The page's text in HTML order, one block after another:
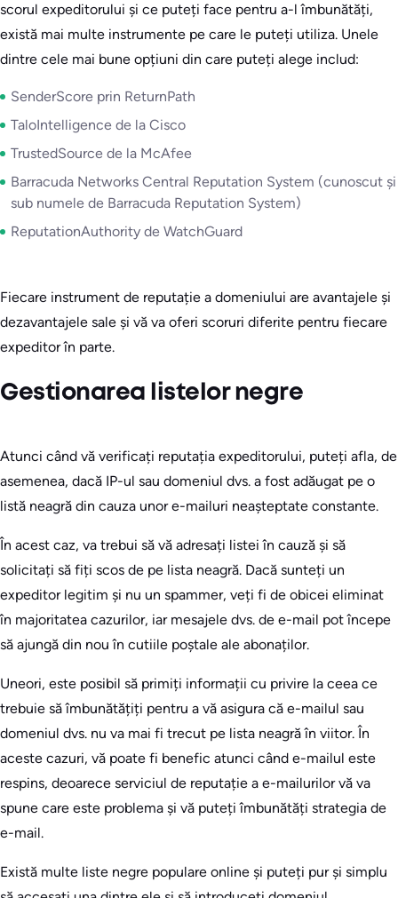
scorul expeditorului și ce puteți face pentru a-l îmbunătăți,
există mai multe instrumente pe care le puteți utiliza. Unele
dintre cele mai bune opțiuni din care puteți alege includ:
SenderScore prin ReturnPath
TaloIntelligence de la Cisco
TrustedSource de la McAfee
Barracuda Networks Central Reputation System (cunoscut și
sub numele de Barracuda Reputation System)
ReputationAuthority de WatchGuard
Fiecare instrument de reputație a domeniului are avantajele și
dezavantajele sale și vă va oferi scoruri diferite pentru fiecare
expeditor în parte.
Gestionarea listelor negre
Atunci când vă verificați reputația expeditorului, puteți afla, de
asemenea, dacă IP-ul sau domeniul dvs. a fost adăugat pe o
listă neagră din cauza unor e-mailuri neașteptate constante.
În acest caz, va trebui să vă adresați listei în cauză și să
solicitați să fiți scos de pe lista neagră. Dacă sunteți un
expeditor legitim și nu un spammer, veți fi de obicei eliminat
în majoritatea cazurilor, iar mesajele dvs. de e-mail pot începe
să ajungă din nou în cutiile poștale ale abonaților.
Uneori, este posibil să primiți informații cu privire la ceea ce
trebuie să îmbunătățiți pentru a vă asigura că e-mailul sau
domeniul dvs. nu va mai fi trecut pe lista neagră în viitor. În
aceste cazuri, vă poate fi benefic atunci când e-mailul este
respins, deoarece serviciul de reputație a e-mailurilor vă va
spune care este problema și vă puteți îmbunătăți strategia de
e-mail.
Există multe liste negre populare online și puteți pur și simplu